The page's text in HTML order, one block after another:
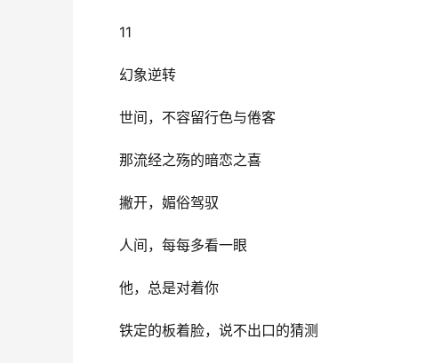
11
幻象逆转
世间，不容留行色与倦客
那流经之殇的暗恋之喜
撇开，媚俗驾驭
人间，每每多看一眼
他，总是对着你
铁定的板着脸，说不出口的猜测